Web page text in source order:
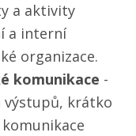
a aktivity
a interní
organizace.
komunikace -
výstupů, krátko